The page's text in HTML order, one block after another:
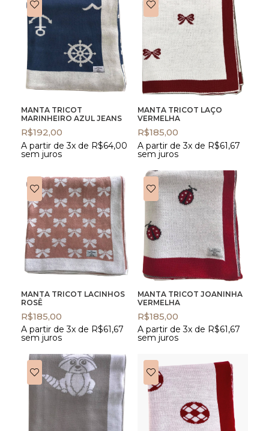
MANTA TRICOT
MARINHEIRO AZUL JEANS
R$192,00
A partir de 3x de R$64,00
sem juros
MANTA TRICOT LAÇO
VERMELHA
R$185,00
A partir de 3x de R$61,67
sem juros
MANTA TRICOT LACINHOS
ROSÊ
R$185,00
A partir de 3x de R$61,67
sem juros
MANTA TRICOT JOANINHA
VERMELHA
R$185,00
A partir de 3x de R$61,67
sem juros